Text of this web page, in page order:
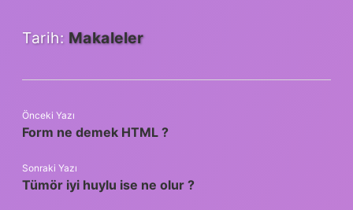
Tarih: Makaleler
Önceki Yazı
Form ne demek HTML ?
Sonraki Yazı
Tümör iyi huylu ise ne olur ?